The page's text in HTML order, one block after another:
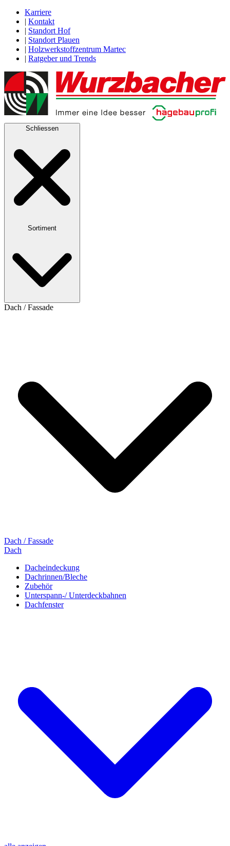
Karriere
| Kontakt
| Standort Hof
| Standort Plauen
| Holzwerkstoffzentrum Martec
| Ratgeber und Trends
Schliessen
Sortiment
Dach / Fassade
Dach / Fassade
Dach
Dacheindeckung
Dachrinnen/Bleche
Zubehör
Unterspann-/ Unterdeckbahnen
Dachfenster